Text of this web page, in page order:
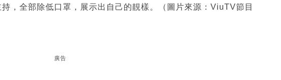
，全部除低口罩，展示出自己的靚樣。（圖片來源：ViuTV節目
廣告